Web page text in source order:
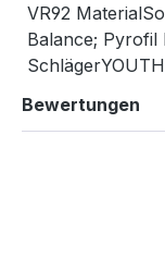
VR92
Balance; Pyrofil
Bewertungen